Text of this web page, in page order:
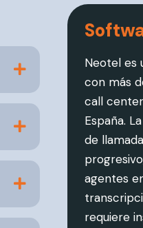
Neotel es
con más
call
España.
de
agentes
requiere